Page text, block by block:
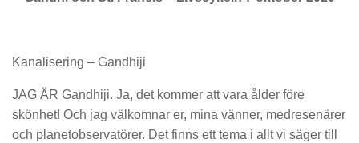
Kanalisering – Gandhiji
JAG ÄR Gandhiji. Ja, det kommer att vara ålder före
skönhet! Och jag välkomnar er, mina vänner, medresenärer
och planetobservatörer. Det finns ett tema i allt vi säger till